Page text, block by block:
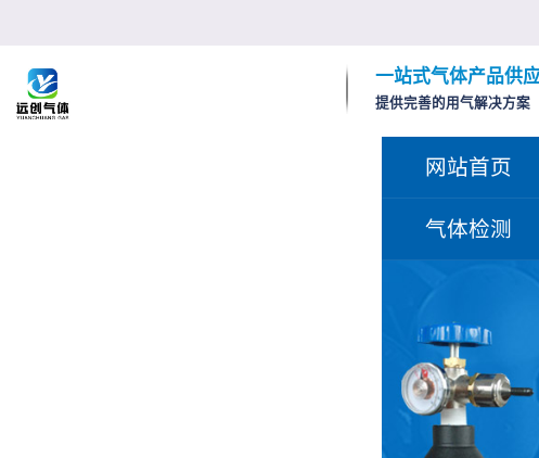
一站式气体产品供
提供完善的用气解决方案
网站首页
气体检测